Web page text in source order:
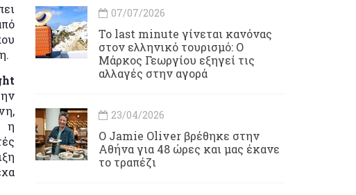
η
07/07/2026
Το last minute γίνεται κανόνας
στον ελληνικό τουρισμό: Ο
Μάρκος Γεωργίου εξηγεί τις
αλλαγές στην αγορά
23/04/2026
Ο Jamie Oliver βρέθηκε στην
Αθήνα για 48 ώρες και μας έκανε
το τραπέζι